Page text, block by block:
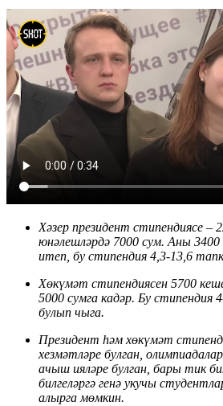
Хәзер президент стипендиясе –
юнәлешләрдә 7000 сум. Аны
итеп, бу стипендия 4,3-13,6
Хөкүмәт стипендиясен 5700
5000 сумга кадәр. Бу
булып чыга.
Президент һәм хөкүмәт
хезмәтләре булган,
ачыш ияләре булган, бары тик
билгеләргә генә укучы
алырга мөмкин.